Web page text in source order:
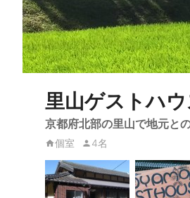
里山ゲストハ
京都府北部の里山で地元と
個室 4名